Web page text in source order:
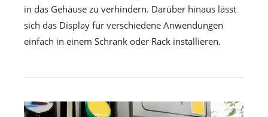
in das Gehäuse zu verhindern. Darüber hinaus lässt
sich das Display für verschiedene Anwendungen
einfach in einem Schrank oder Rack installieren.